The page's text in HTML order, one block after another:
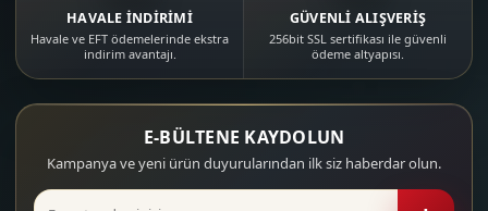
HAVALE İNDİRİMİ
Havale ve EFT ödemelerinde ekstra
indirim avantajı.
GÜVENLİ ALIŞVERİŞ
256bit SSL sertifikası ile güvenli
ödeme altyapısı.
E-BÜLTENE KAYDOLUN
Kampanya ve yeni ürün duyurularından ilk siz haberdar olun.